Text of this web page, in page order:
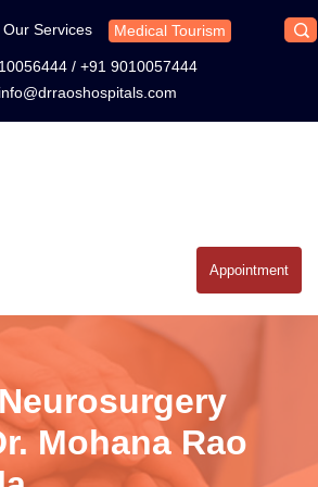
Our Services Medical Tourism
/ +91 9010057444
info@drraoshospitals.com
Appointment
Mohana Rao